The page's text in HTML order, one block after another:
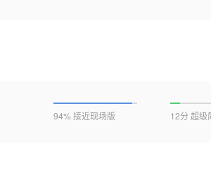
94% 接近现场版 12分 超级